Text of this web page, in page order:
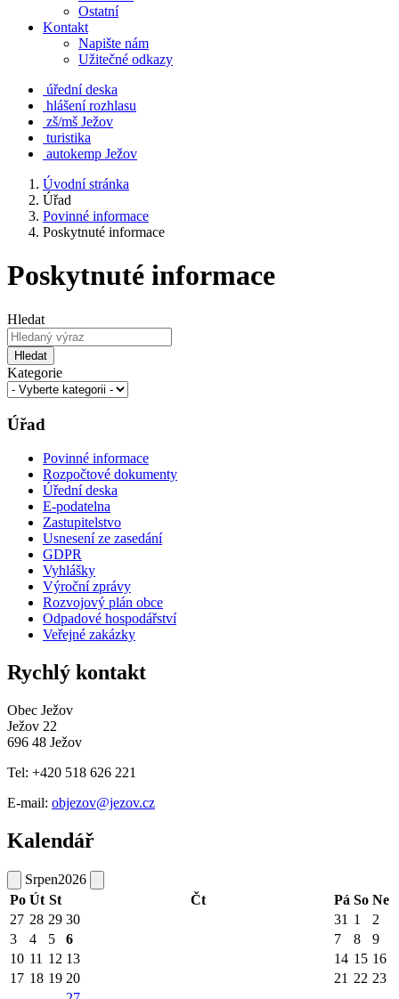
Ostatní
Kontakt
Napište nám
Užitečné odkazy
úřední deska
hlášení rozhlasu
zš/mš Ježov
turistika
autokemp Ježov
Úvodní stránka
Úřad
Povinné informace
Poskytnuté informace
Poskytnuté informace
Hledat
Hledat
Kategorie
Úřad
Povinné informace
Rozpočtové dokumenty
Úřední deska
E-podatelna
Zastupitelstvo
Usnesení ze zasedání
GDPR
Vyhlášky
Výroční zprávy
Rozvojový plán obce
Odpadové hospodářství
Veřejné zakázky
Rychlý kontakt
Obec Ježov
Ježov 22
696 48 Ježov
Tel: +420 518 626 221
E-mail: objezov@jezov.cz
Kalendář
Srpen2026
Po Út St Čt Pá So Ne
27 28 29 30 31 1
2
3
4 5 6 7 8
9
10 11 12 13 14 15 16
17 18 19 20 21 22 23